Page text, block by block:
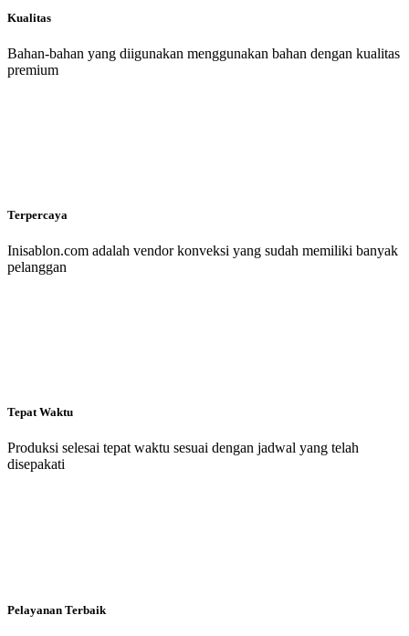
Kualitas
Bahan-bahan yang diigunakan menggunakan bahan dengan kualitas
premium
Terpercaya
Inisablon.com adalah vendor konveksi yang sudah memiliki banyak
pelanggan
Tepat Waktu
Produksi selesai tepat waktu sesuai dengan jadwal yang telah
disepakati
Pelayanan Terbaik